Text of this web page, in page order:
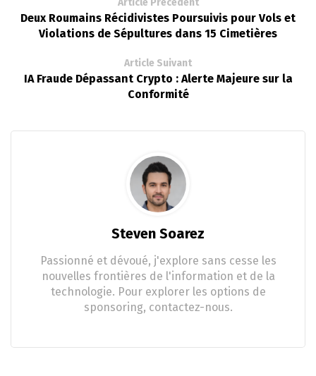
Deux Roumains Récidivistes Poursuivis pour Vols et
Violations de Sépultures dans 15 Cimetières
Article Suivant
IA Fraude Dépassant Crypto : Alerte Majeure sur la
Conformité
Steven Soarez
Passionné et dévoué, j'explore sans cesse les
nouvelles frontières de l'information et de la
technologie. Pour explorer les options de
sponsoring, contactez-nous.